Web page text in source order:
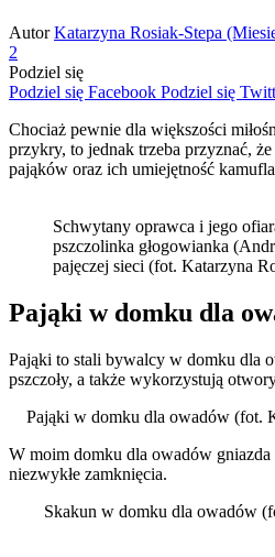
Autor Katarzyna Rosiak-Stepa
2
Podziel się
Podziel się Facebook Podziel się
Chociaż pewnie dla większości
przykry, to jednak trzeba przyznać,
pająków oraz ich umiejętność
Schwytany oprawca i jego
pszczolinka głogowianka
pajęczej sieci (fot. Katarzyna
Pająki w domku dla
Pająki to stali bywalcy w domku dla
pszczoły, a także wykorzystują
Pająki w domku dla owadów (fot.
W moim domku dla owadów
niezwykłe zamknięcia.
Skakun w domku dla owadów